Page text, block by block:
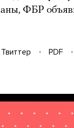
ФБР
Твиттер PDF